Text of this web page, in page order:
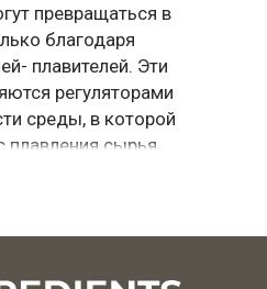
превращаться в
благодаря
плавителей. Эти
регуляторами
среды, в которой
плавления сырья,
плавителей на
их к растворению при